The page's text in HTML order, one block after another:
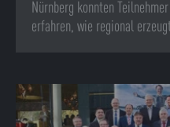
Nürnberg konnten
erfahren, wie regional